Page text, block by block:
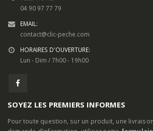
Restez en contact
INFORMATIONS DE CONTACT
24, Routes d’Arles, 13460 Saintes-Maries-de-la-
TELEPHONE: